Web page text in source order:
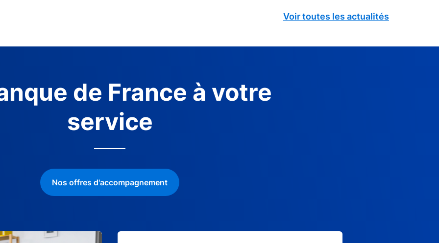
Voir toutes les actualités
de France à votre
service
Nos offres d'accompagnement